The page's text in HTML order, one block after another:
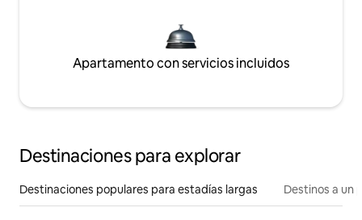
Apartamento con servicios incluidos
Destinaciones para explorar
Destinaciones populares para estadías largas Destinos a un